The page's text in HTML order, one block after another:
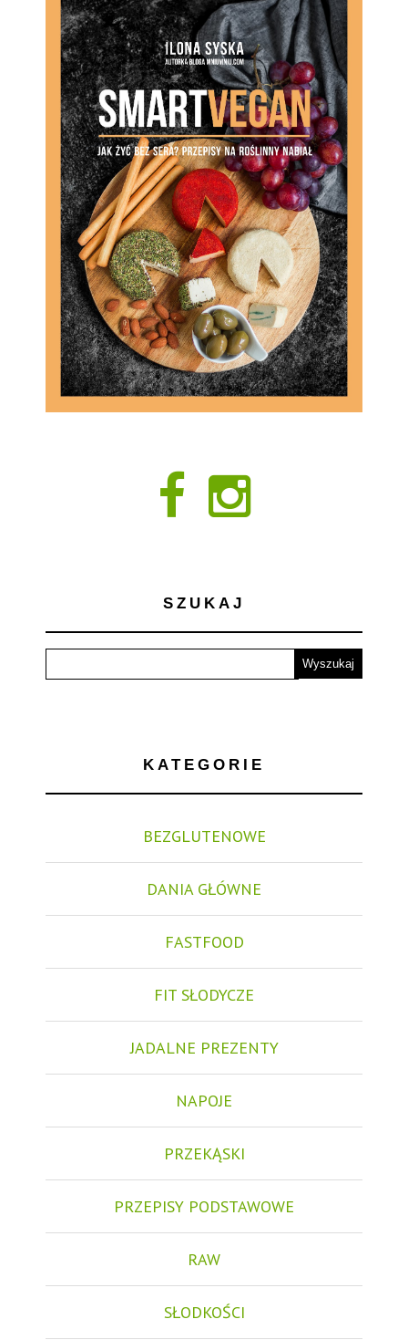
SZUKAJ
KATEGORIE
BEZGLUTENOWE
DANIA GŁÓWNE
FASTFOOD
FIT SŁODYCZE
JADALNE PREZENTY
NAPOJE
PRZEKĄSKI
PRZEPISY PODSTAWOWE
RAW
SŁODKOŚCI